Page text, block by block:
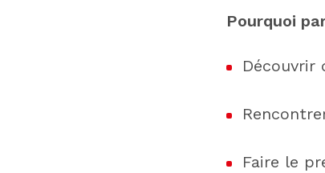
Pourquoi
Découvrir
Faire le